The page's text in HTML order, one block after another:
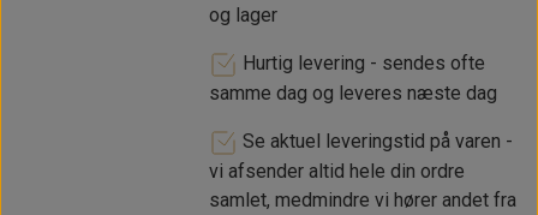
og lager
Hurtig levering - sendes ofte
samme dag og leveres næste dag
Se aktuel leveringstid på varen -
vi afsender altid hele din ordre
samlet, medmindre vi hører andet fra